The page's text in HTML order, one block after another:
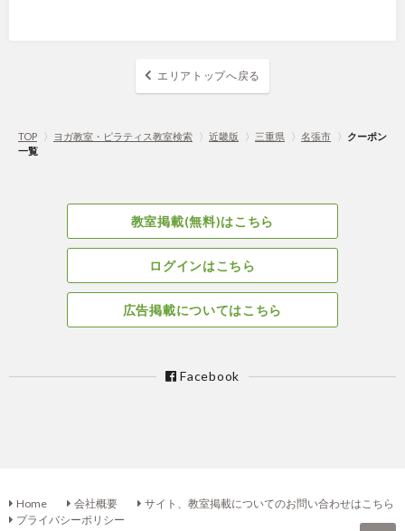
エリアトップへ戻る
TOP 〉 ヨガ教室・ピラティス教室検索 〉 近畿版 〉 三重県 〉 名張市 〉 クーポン
一覧
教室掲載(無料)はこちら
ログインはこちら
広告掲載についてはこちら
Facebook
Home 会社概要
サイト、教室掲載についてのお問い合わせはこちら
プライバシーポリシー